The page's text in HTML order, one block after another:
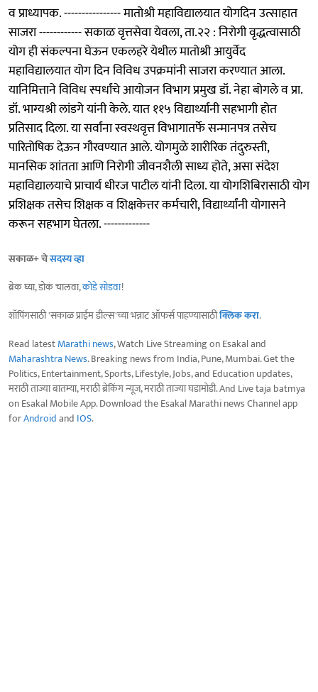
व प्राध्यापक. ---------------- मातोश्री महाविद्यालयात योगदिन उत्साहात
साजरा ------------ सकाळ वृत्तसेवा येवला, ता.२२ : निरोगी वृद्धत्वासाठी
योग ही संकल्पना घेऊन एकलहरे येथील मातोश्री आयुर्वेद
महाविद्यालयात योग दिन विविध उपक्रमांनी साजरा करण्यात आला.
यानिमित्ताने विविध स्पर्धांचे आयोजन विभाग प्रमुख डॉ. नेहा बोगले व प्रा.
डॉ. भाग्यश्री लांडगे यांनी केले. यात ११५ विद्यार्थ्यांनी सहभागी होत
प्रतिसाद दिला. या सर्वांना स्वस्थवृत्त विभागातर्फे सन्मानपत्र तसेच
पारितोषिक देऊन गौरवण्यात आले. योगमुळे शारीरिक तंदुरुस्ती,
मानसिक शांतता आणि निरोगी जीवनशैली साध्य होते, असा संदेश
महाविद्यालयाचे प्राचार्य धीरज पाटील यांनी दिला. या योगशिबिरासाठी योग
प्रशिक्षक तसेच शिक्षक व शिक्षकेत्तर कर्मचारी, विद्यार्थ्यांनी योगासने
करून सहभाग घेतला. -------------
सकाळ+ चेसदस्य व्हा
ब्रेक घ्या, डोकं चालवा,कोडे सोडवा!
शॉपिंगसाठी 'सकाळ प्राईम डील्स'च्या भन्नाट ऑफर्स पाहण्यासाठीक्लिक करा.
Read latestMarathi news, Watch Live Streaming on Esakal and
Maharashtra News. Breaking news from India, Pune, Mumbai. Get the
Politics, Entertainment, Sports, Lifestyle, Jobs, and Education updates,
मराठी ताज्या बातम्या, मराठी ब्रेकिंग न्यूज, मराठी ताज्या घडामोडी. And Live taja batmya
on Esakal Mobile App. Download the Esakal Marathi news Channel app
forAndroidand IOS.